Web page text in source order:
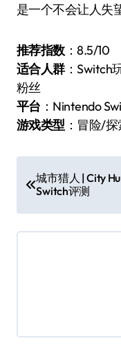
是一个不会让人失
推荐指数：8.5/10
适合人群：Switch
粉丝
平台 ：Nintendo
游戏类型 ：冒险/
章
导
航
城市猎人 | City
Switch评测